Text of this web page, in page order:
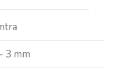
3 mm